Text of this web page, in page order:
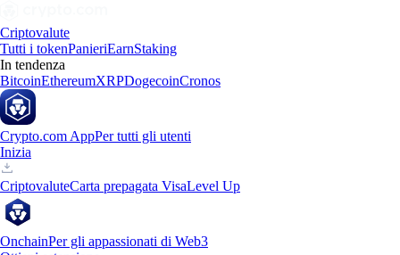
Criptovalute
Tutti i tokenPanieriEarnStaking
In tendenza
BitcoinEthereumXRPDogecoinCronos
Crypto.com AppPer tutti gli utenti
Inizia
CriptovaluteCarta prepagata VisaLevel Up
OnchainPer gli appassionati di Web3